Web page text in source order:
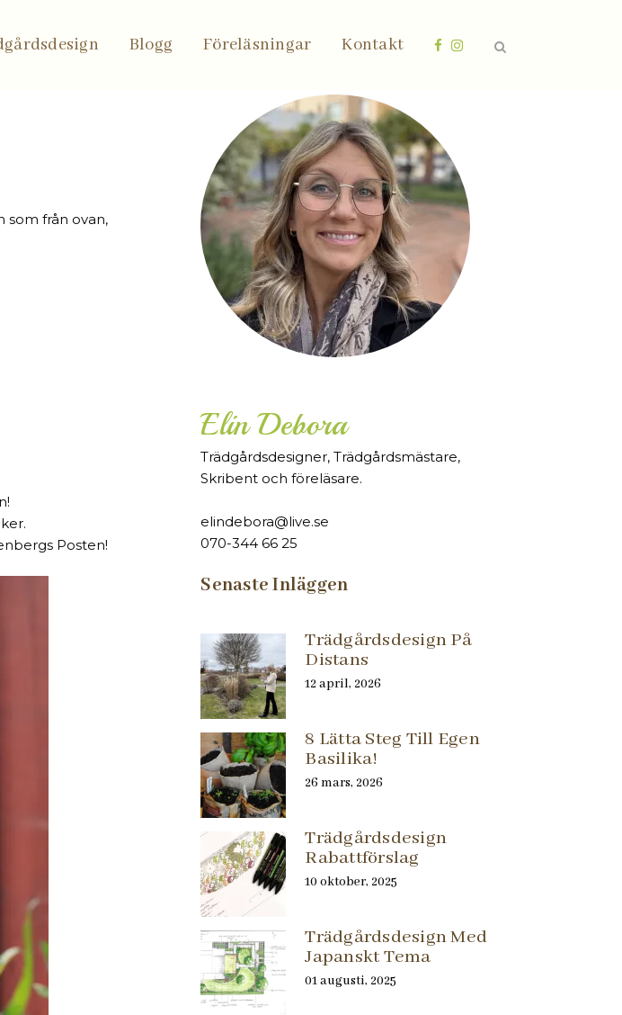
Blogg Föreläsningar Kontakt
från ovan,
Posten!
Elin Debora
Trädgårdsdesigner, Trädgårdsmästare,
Skribent och föreläsare.
elindebora@live.se
070-344 66 25
Senaste Inläggen
Trädgårdsdesign På
Distans
12 april, 2026
8 Lätta Steg Till Egen
Basilika!
26 mars, 2026
Trädgårdsdesign
Rabattförslag
10 oktober, 2025
Trädgårdsdesign Med
Japanskt Tema
01 augusti, 2025